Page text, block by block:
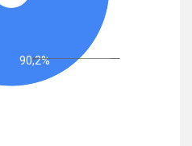
90,2%